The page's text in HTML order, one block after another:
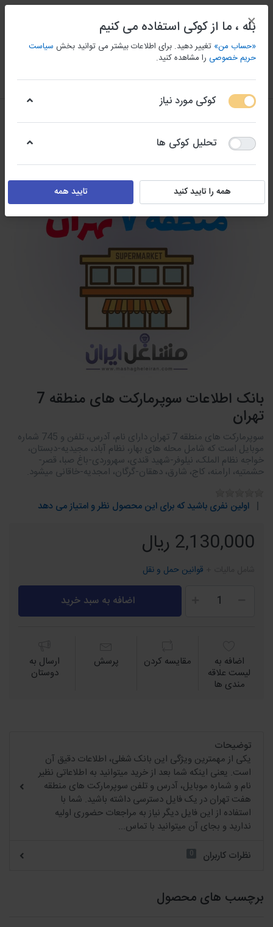
منو ورود/ثبت نام مقايسه كردن علاقه مندی سبد
بانک اطلاعات سوپرمارکت های منطقه 7
تهران
سوپرمارکت های منطقه 7 تهران دارای نام، آدرس، تلفن و 745 شماره
موبایل است که شامل محله های بهار، نظام آباد، مجیدیه-دبستان،
خواجه نظام الملک، نیلوفر-شهید قندی، سهروردی-باغ صبا، قصر-
حشمتیه، ارامنه، کاج، شارق، دهقان-گرگان، امجدیه-خاقانی میشود.
اولین نفری باشید که برای این محصول نظر و امتیاز می دهد
2,130,000 ریال
قوانین حمل و نقل
اضافه به سبد خرید
اضافه به
لیست علاقه
مندی ها
مقايسه كردن پرسش ارسال به
دوستان
توضیحات
یکی از مهمترین ویژگی این بانک شغلی، اطلاعات دقیق آن
است. یعنی اینکه شما بعد از خرید میتوانید به اطلاعاتی نظیر
نام و شماره موبایل، آدرس و تلفن سوپرمارکت های منطقه
هفت تهران در یک فایل دسترسی داشته باشید. شما با
استفاده از این فایل دیگر نیاز به مراجعات حضوری اولیه
ندارید و بجای آن میتوانید با تماس...
نظرات کاربران
0
برچسب های محصول
×
بله ، ما از کوکی استفاده می کنیم
«حساب من» تغییر دهید. برای اطلاعات بیشتر می توانید بخش سیاست
حریم خصوصی را مشاهده کنید.
کوکی مورد نیاز
تحلیل کوکی ها
همه را تایید کنید تایید همه